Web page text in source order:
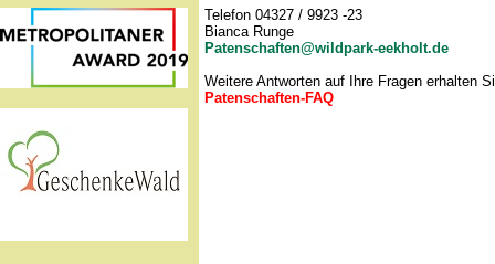
Telefon 04327 / 9923 -23
Bianca Runge
Patenschaften@wildpark-eekholt.de
Weitere Antworten auf Ihre Fragen erhalten
Patenschaften-FAQ